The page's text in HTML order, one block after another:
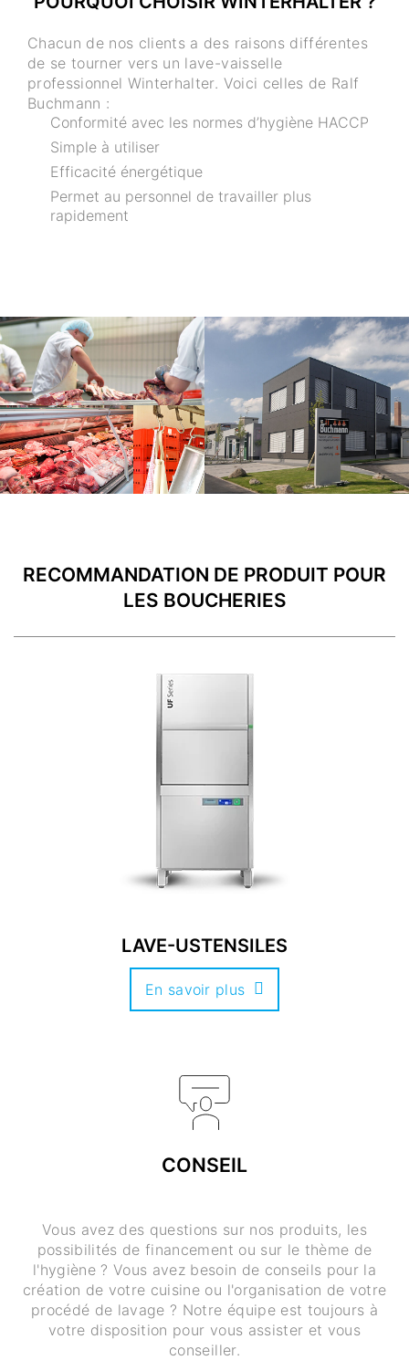
Chacun de nos clients a des raisons différentes
de se tourner vers un lave-vaisselle
professionnel Winterhalter. Voici celles de Ralf
Buchmann :
Conformité avec les normes d’hygiène HACCP
Simple à utiliser
Efficacité énergétique
Permet au personnel de travailler plus
rapidement
RECOMMANDATION DE PRODUIT POUR
LES BOUCHERIES
LAVE-USTENSILES
En savoir plus
CONSEIL
Vous avez des questions sur nos produits, les
possibilités de financement ou sur le thème de
l'hygiène ? Vous avez besoin de conseils pour la
création de votre cuisine ou l'organisation de votre
procédé de lavage ? Notre équipe est toujours à
votre disposition pour vous assister et vous
conseiller.